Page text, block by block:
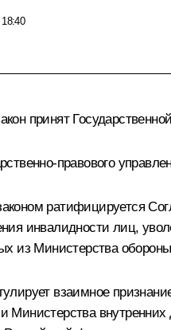
18:40
принят
правового
ратифицируется
инвалидности лиц,
из Министерства
взаимное
Министерства